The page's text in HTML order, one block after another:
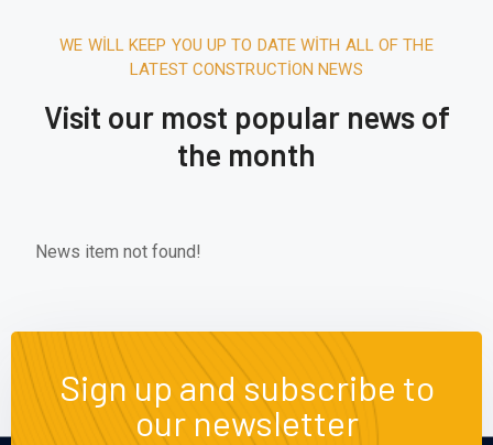
WE WILL KEEP YOU UP TO DATE WITH ALL OF THE
LATEST CONSTRUCTION NEWS
Visit our most popular news of
the month
News item not found!
Sign up and subscribe to
our newsletter